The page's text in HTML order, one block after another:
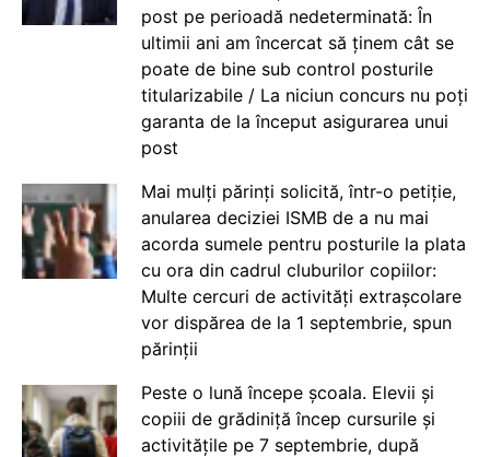
post pe perioadă nedeterminată: În
ultimii ani am încercat să ținem cât se
poate de bine sub control posturile
titularizabile / La niciun concurs nu poți
garanta de la început asigurarea unui
post
Mai mulți părinți solicită, într-o petiție,
anularea deciziei ISMB de a nu mai
acorda sumele pentru posturile la plata
cu ora din cadrul cluburilor copiilor:
Multe cercuri de activități extrașcolare
vor dispărea de la 1 septembrie, spun
părinții
Peste o lună începe școala. Elevii și
copiii de grădiniță încep cursurile și
activitățile pe 7 septembrie, după